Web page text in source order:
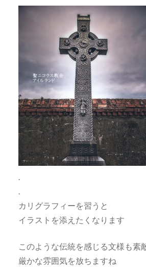
カリグラフィーを習うと
イラストを添えたくなります
このような伝統を感じる文様も素
厳かな雰囲気を放ちますね